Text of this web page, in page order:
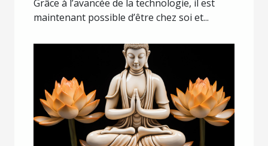
Grâce à l’avancée de la technologie, il est
maintenant possible d’être chez soi et...